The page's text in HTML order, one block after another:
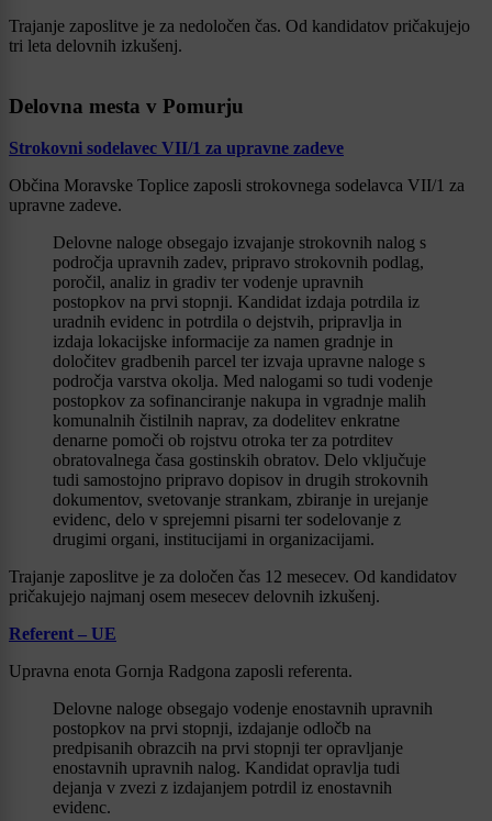
Trajanje zaposlitve je za nedoločen čas. Od kandidatov pričakujejo
tri leta delovnih izkušenj.
Delovna mesta v Pomurju
Strokovni sodelavec VII/1 za upravne zadeve
Občina Moravske Toplice zaposli strokovnega sodelavca VII/1 za
upravne zadeve.
Delovne naloge obsegajo izvajanje strokovnih nalog s
področja upravnih zadev, pripravo strokovnih podlag,
poročil, analiz in gradiv ter vodenje upravnih
postopkov na prvi stopnji. Kandidat izdaja potrdila iz
uradnih evidenc in potrdila o dejstvih, pripravlja in
izdaja lokacijske informacije za namen gradnje in
določitev gradbenih parcel ter izvaja upravne naloge s
področja varstva okolja. Med nalogami so tudi vodenje
postopkov za sofinanciranje nakupa in vgradnje malih
komunalnih čistilnih naprav, za dodelitev enkratne
denarne pomoči ob rojstvu otroka ter za potrditev
obratovalnega časa gostinskih obratov. Delo vključuje
tudi samostojno pripravo dopisov in drugih strokovnih
dokumentov, svetovanje strankam, zbiranje in urejanje
evidenc, delo v sprejemni pisarni ter sodelovanje z
drugimi organi, institucijami in organizacijami.
Trajanje zaposlitve je za določen čas 12 mesecev. Od kandidatov
pričakujejo najmanj osem mesecev delovnih izkušenj.
Referent – UE
Upravna enota Gornja Radgona zaposli referenta.
Delovne naloge obsegajo vodenje enostavnih upravnih
postopkov na prvi stopnji, izdajanje odločb na
predpisanih obrazcih na prvi stopnji ter opravljanje
enostavnih upravnih nalog. Kandidat opravlja tudi
dejanja v zvezi z izdajanjem potrdil iz enostavnih
evidenc.